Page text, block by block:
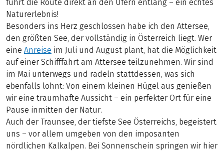
führt die Route direkt an den Ufern entlang – ein echtes
Naturerlebnis!
Besonders ins Herz geschlossen habe ich den Attersee,
den größten See, der vollständig in Österreich liegt. Wer
eine Anreise im Juli und August plant, hat die Möglichkeit
auf einer Schifffahrt am Attersee teilzunehmen. Wir sind
im Mai unterwegs und radeln stattdessen, was sich
ebenfalls lohnt: Von einem kleinen Hügel aus genießen
wir eine traumhafte Aussicht – ein perfekter Ort für eine
Pause inmitten der Natur.
Auch der Traunsee, der tiefste See Österreichs, begeistert
uns – vor allem umgeben von den imposanten
nördlichen Kalkalpen. Bei Sonnenschein springen wir hier